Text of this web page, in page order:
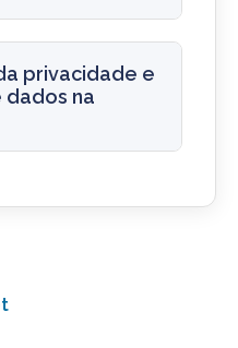
privacidade e
na